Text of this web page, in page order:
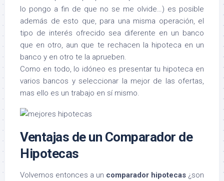
lo pongo a fin de que no se me olvide…) es posible
además de esto que, para una misma operación, el
tipo de interés ofrecido sea diferente en un banco
que en otro, aun que te rechacen la hipoteca en un
banco y en otro te la aprueben.
Como en todo, lo idóneo es presentar tu hipoteca en
varios bancos y seleccionar la mejor de las ofertas,
mas ello es un trabajo en sí mismo.
Ventajas de un Comparador de
Hipotecas
Volvemos entonces a un comparador hipotecas ¿son